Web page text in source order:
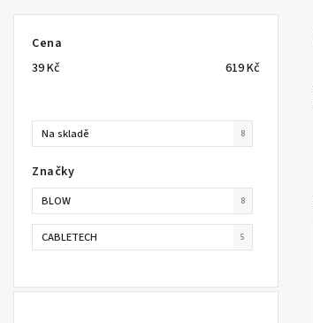
Cena
39Kč 619Kč
Na skladě 8
Značky
BLOW 8
CABLETECH 5